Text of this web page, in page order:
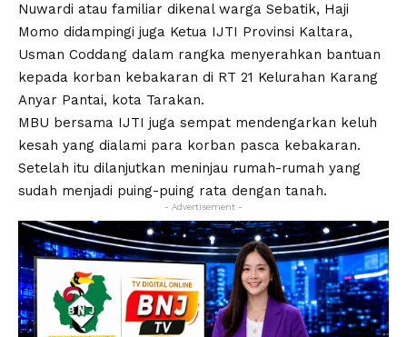
Nuwardi atau familiar dikenal warga Sebatik, Haji
Momo didampingi juga Ketua IJTI Provinsi Kaltara,
Usman Coddang dalam rangka menyerahkan bantuan
kepada korban kebakaran di RT 21 Kelurahan Karang
Anyar Pantai, kota Tarakan.
MBU bersama IJTI juga sempat mendengarkan keluh
kesah yang dialami para korban pasca kebakaran.
Setelah itu dilanjutkan meninjau rumah-rumah yang
sudah menjadi puing-puing rata dengan tanah.
- Advertisement -